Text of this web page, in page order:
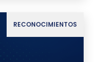
RECONOCIMIENTOS